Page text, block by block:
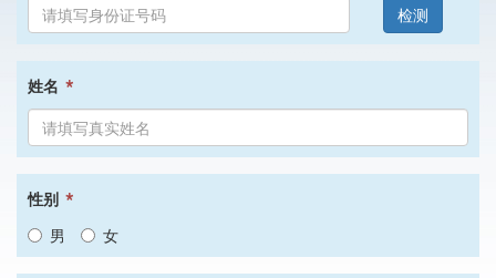
检测
姓名 *
性别 *
男 女